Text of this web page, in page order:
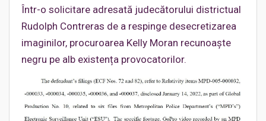
Într-o solicitare adresată judecătorului districtual
Rudolph Contreras de a respinge desecretizarea
imaginilor, procuroarea Kelly Moran recunoaște
negru pe alb existența provocatorilor.